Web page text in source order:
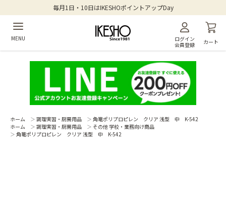
毎月1日・10日はIKESHOポイントアップDay
MENU
ログイン
会員登録
カート
ホーム ＞ 調理実習・厨房用品 ＞ 角篭ポリプロピレン クリア 浅型 中 K-542
ホーム
＞ 調理実習・厨房用品 ＞ その他 学校・業務向け商品
＞ 角篭ポリプロピレン クリア 浅型 中 K-542